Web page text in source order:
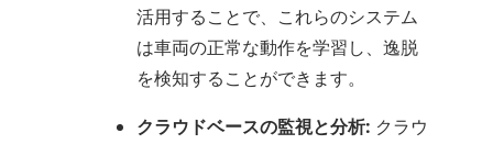
活用することで、これらのシステム
は車両の正常な動作を学習し、逸脱
を検知することができます。
クラウドベースの監視と分析: クラウ